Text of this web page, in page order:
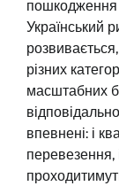
пошкодження
Український
різних
масштабних
впевнені: і
перевезення,